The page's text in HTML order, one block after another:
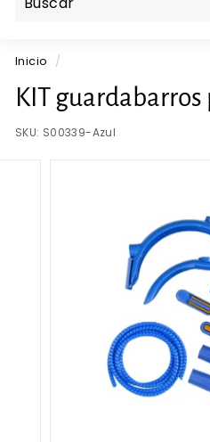
T
E
L
U
Inicio /
KIT
SKU: S00339-Azul